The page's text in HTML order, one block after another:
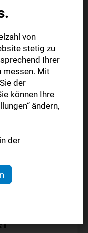
(Mo.-So.)
von
stetig zu
Ihrer
messen. Mit
der
können Ihre
ändern,
der